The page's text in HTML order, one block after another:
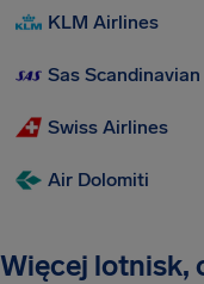
KLM Airlines
Sas
Swiss Airlines
Air Dolomiti
Więcej lotnisk,